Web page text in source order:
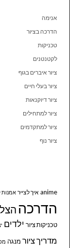
אנימה
הדרכה בציור
טכניקות
לקטנטנים
ציור איברים בגוף
ציור בעלי חיים
ציור דיוקנאות
ציור למתחילים
ציור למתקדמים
ציור נוף
anime איך לצייר אמנות
הדרכה
טכניקות ציור ילדים
מדריך ציור מנגה